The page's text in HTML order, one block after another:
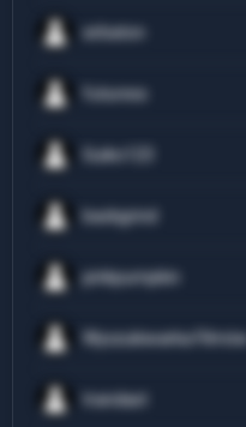
sirbaton
futuress
Guiko123
backgrind
pinkpumpkin
Wyszukiwarka Filmów
trandast